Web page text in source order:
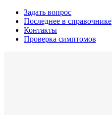
Задать вопрос
Последнее в справочнике
Контакты
Проверка симптомов